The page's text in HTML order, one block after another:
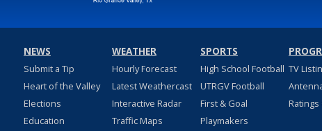
NEWS
Submit a Tip
Heart of the Valley
Elections
Education
WEATHER
Hourly Forecast
Latest Weathercast
Interactive Radar
Traffic Maps
SPORTS
High School Football
UTRGV Football
First & Goal
Playmakers
TV
Ratings